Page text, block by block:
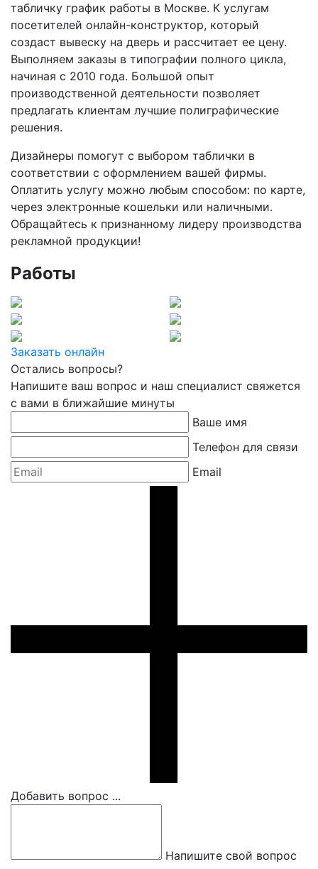
табличку график работы в Москве. К услугам
посетителей онлайн-конструктор, который
создаст вывеску на дверь и рассчитает ее цену.
Выполняем заказы в типографии полного цикла,
начиная с 2010 года. Большой опыт
производственной деятельности позволяет
предлагать клиентам лучшие полиграфические
решения.
Дизайнеры помогут с выбором таблички в
соответствии с оформлением вашей фирмы.
Оплатить услугу можно любым способом: по карте,
через электронные кошельки или наличными.
Обращайтесь к признанному лидеру производства
рекламной продукции!
Работы
Заказать онлайн
Остались вопросы?
Напишите ваш вопрос и наш специалист свяжется
с вами в ближайшие минуты
Ваше имя
Телефон для связи
Email
Добавить вопрос ...
Напишите свой вопрос